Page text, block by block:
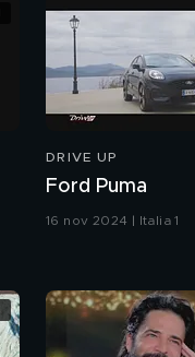
DRIVE UP
Ford Puma
16 nov 2024 | Italia 1